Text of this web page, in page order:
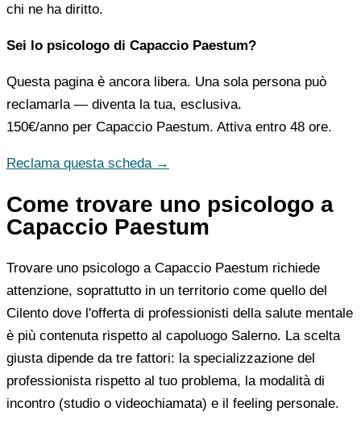
chi ne ha diritto.
Sei lo psicologo di Capaccio Paestum?
Questa pagina è ancora libera. Una sola persona può
reclamarla — diventa la tua, esclusiva.
150€/anno per Capaccio Paestum. Attiva entro 48 ore.
Reclama questa scheda →
Come trovare uno psicologo a
Capaccio Paestum
Trovare uno psicologo a Capaccio Paestum richiede
attenzione, soprattutto in un territorio come quello del
Cilento dove l'offerta di professionisti della salute mentale
è più contenuta rispetto al capoluogo Salerno. La scelta
giusta dipende da tre fattori: la specializzazione del
professionista rispetto al tuo problema, la modalità di
incontro (studio o videochiamata) e il feeling personale.